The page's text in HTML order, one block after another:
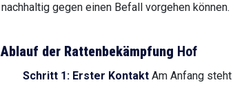
nachhaltig gegen einen Befall vorgehen können.
Ablauf der Rattenbekämpfung Hof
Schritt 1: Erster Kontakt Am Anfang